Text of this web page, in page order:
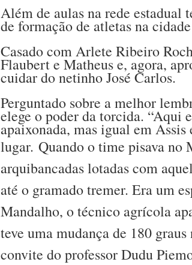
Além de aulas na rede estadual
de formação de atletas na
Casado com Arlete Ribeiro
Flaubert e Matheus e, agora,
cuidar do netinho José Carlos.
Perguntado sobre a melhor
elege o poder da torcida. “Aqui
apaixonada, mas igual em
lugar. Quando o time pisava no
arquibancadas lotadas com
até o gramado tremer. Era um
Mandalho, o técnico agrícola
teve uma mudança de 180
convite do professor Dudu